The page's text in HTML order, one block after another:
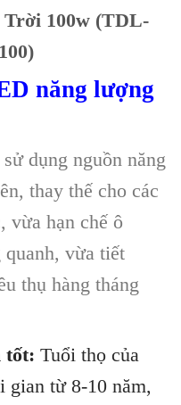
100w (TDL-
năng lượng
dụng nguồn năng
thay thế cho các
vừa hạn chế ô
vừa tiết
thụ hàng tháng
tốt: Tuổi thọ của
gian từ 8-10 năm,